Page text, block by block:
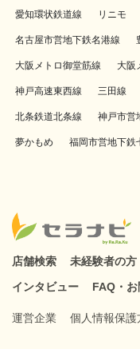
愛知環状鉄道線 リニモ
名古屋市営地下鉄名港線
大阪メトロ御堂筋線 大阪
神戸高速東西線 三田線
北条鉄道北条線 神戸市営
夢かもめ 福岡市営地下鉄
店舗検索 未経験者の方
インタビュー
FAQ・
運営企業 個人情報保護